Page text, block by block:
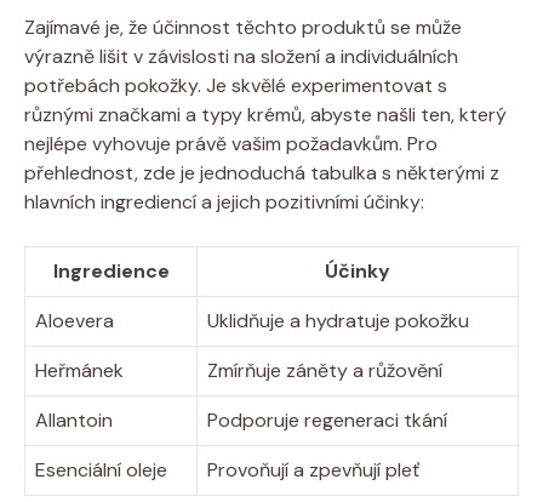
Zajímavé je, že účinnost těchto produktů se může
výrazně lišit v závislosti na složení a individuálních
potřebách pokožky. Je skvělé experimentovat s
různými značkami a typy krémů, abyste našli ten, který
nejlépe vyhovuje právě vašim požadavkům. Pro
přehlednost, zde je jednoduchá tabulka s některými z
hlavních ingrediencí a jejich pozitivními účinky:
Ingredience
Účinky
Aloevera
Uklidňuje a hydratuje pokožku
Heřmánek
Zmírňuje záněty a růžovění
Allantoin
Podporuje regeneraci tkání
Esenciální oleje
Provoňují a zpevňují pleť